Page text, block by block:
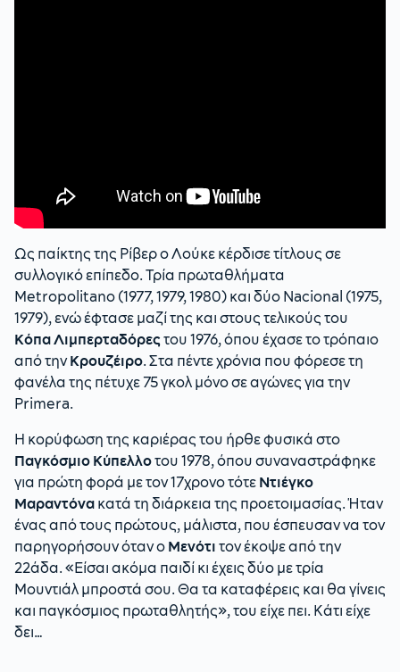
Ως παίκτης της Ρίβερ ο Λούκε κέρδισε τίτλους σε
συλλογικό επίπεδο. Τρία πρωταθλήματα
Metropolitano (1977, 1979, 1980) και δύο Nacional (1975,
1979), ενώ έφτασε μαζί της και στους τελικούς του
Κόπα Λιμπερταδόρες του 1976, όπου έχασε το τρόπαιο
από τηνΚρουζέιρο. Στα πέντε χρόνια που φόρεσε τη
φανέλα της πέτυχε 75 γκολ μόνο σε αγώνες για την
Primera.
Η κορύφωση της καριέρας του ήρθε φυσικά στο
Παγκόσμιο Κύπελλοτου 1978, όπου συναναστράφηκε
για πρώτη φορά με τον 17χρονο τότε Ντιέγκο
Μαραντόνα κατά τη διάρκεια της προετοιμασίας. Ήταν
ένας από τους πρώτους, μάλιστα, που έσπευσαν να τον
παρηγορήσουν όταν ο Μενότι τον έκοψε από την
22άδα. «Είσαι ακόμα παιδί κι έχεις δύο με τρία
Μουντιάλ μπροστά σου. Θα τα καταφέρεις και θα γίνεις
και παγκόσμιος πρωταθλητής», του είχε πει. Κάτι είχε
δει…